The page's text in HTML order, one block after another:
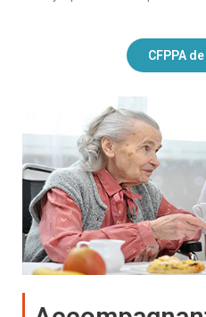
CFPPA